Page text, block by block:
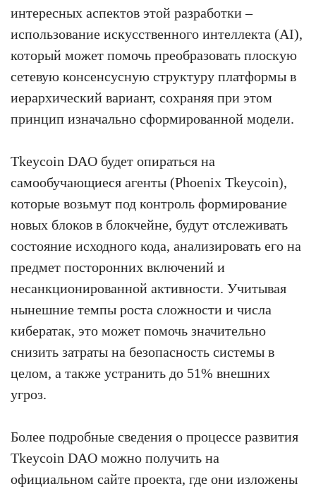
интересных аспектов этой разработки –
использование искусственного интеллекта (AI),
который может помочь преобразовать плоскую
сетевую консенсусную структуру платформы в
иерархический вариант, сохраняя при этом
принцип изначально сформированной модели.
Tkeycoin DAO будет опираться на
самообучающиеся агенты (Phoenix Tkeycoin),
которые возьмут под контроль формирование
новых блоков в блокчейне, будут отслеживать
состояние исходного кода, анализировать его на
предмет посторонних включений и
несанкционированной активности. Учитывая
нынешние темпы роста сложности и числа
кибератак, это может помочь значительно
снизить затраты на безопасность системы в
целом, а также устранить до 51% внешних
угроз.
Более подробные сведения о процессе развития
Tkeycoin DAO можно получить на
официальном сайте проекта, где они изложены